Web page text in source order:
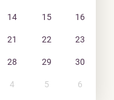
14 15 16
21 22 23
28 29 30
4 5 6